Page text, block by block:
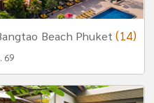
Beach Phuket(14)
69